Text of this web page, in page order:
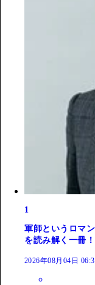
1
軍師というロマ
を読み解く一冊
2026年08月04日